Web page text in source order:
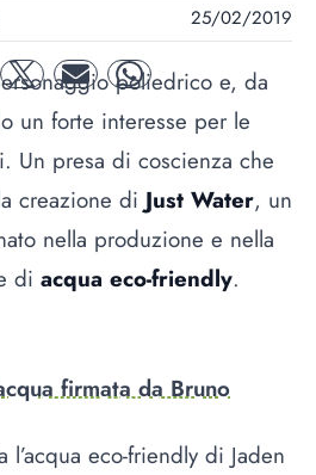
25/02/2019
twitter mail whatsapp
poliedrico e, da
un forte interesse per le
Un presa di coscienza che
creazione di Just Water, un
nella produzione e nella
di acqua eco-friendly.
firmata da Bruno
eco-friendly di Jaden